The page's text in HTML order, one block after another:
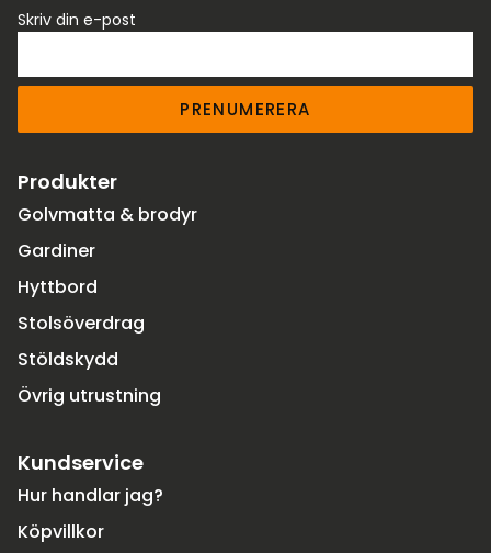
Skriv din e-post
PRENUMERERA
Produkter
Golvmatta & brodyr
Gardiner
Hyttbord
Stolsöverdrag
Stöldskydd
Övrig utrustning
Kundservice
Hur handlar jag?
Köpvillkor